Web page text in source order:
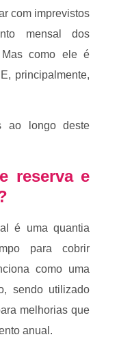
com imprevistos
mensal dos
como ele é
principalmente,
ao longo deste
reserva e
é uma quantia
para cobrir
como uma
sendo utilizado
melhorias que
anual.